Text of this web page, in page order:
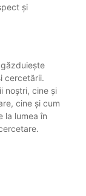
și
cercetării.
noștri, cine și
cine și cum
la lumea în